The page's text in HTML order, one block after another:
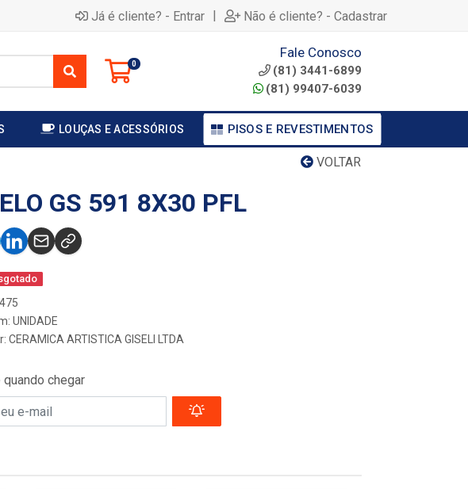
Já é cliente? - Entrar | Não é cliente? - Cadastrar
0
Fale Conosco
(81) 3441-6899
(81) 99407-6039
LOUÇAS E ACESSÓRIOS PISOS E REVESTIMENTOS
VOLTAR
GS 591 8X30 PFL
UNIDADE
CERAMICA ARTISTICA GISELI LTDA
chegar